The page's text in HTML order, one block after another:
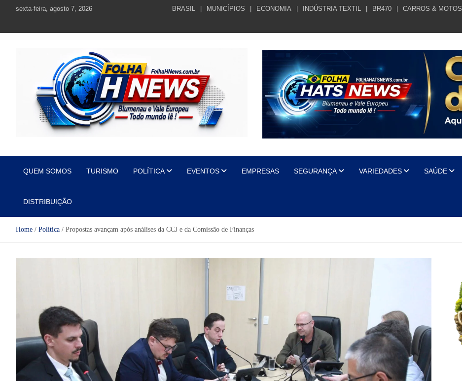
sexta-feira, agosto 7, 2026 BRASIL MUNICÍPIOS ECONOMIA INDÚSTRIA TEXTIL BR470 CARROS & MOTOS
QUEM SOMOS TURISMO POLÍTICA EVENTOS EMPRESAS SEGURANÇA VARIEDADES SAÚDE
DISTRIBUIÇÃO
Home Política Propostas avançam após análises da CCJ e da Comissão de Finanças